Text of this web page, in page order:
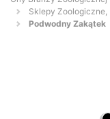
Sklepy Zoologiczne,
Podwodny Zakątek